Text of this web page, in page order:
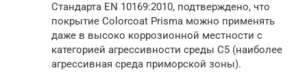
Стандарта EN 10169:2010, подтверждено, что
покрытие Сolorcoat Prisma можно применять
даже в высоко коррозионной местности с
категорией агрессивности среды С5 (наиболее
агрессивная среда приморской зоны).